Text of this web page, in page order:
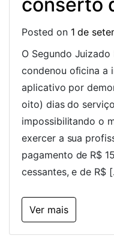
Posted on 1 de
O Segundo
condenou oficina a
aplicativo por
oito) dias do
impossibilitando o
exercer a sua
pagamento de R$
cessantes, e de R$
Ver mais